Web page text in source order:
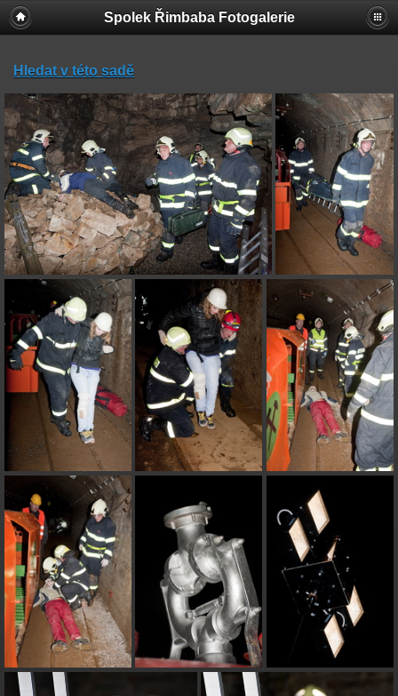
Spolek Řimbaba Fotogalerie
Hledat v této sadě